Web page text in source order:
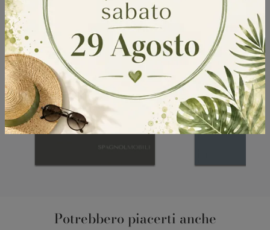
Potrebbero piacerti anche